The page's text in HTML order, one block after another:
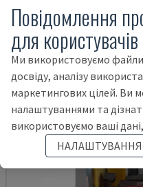
Повідомлення
для
Ми використовуємо
досвіду, аналізу
маркетингових цілей. Ви
налаштуваннями та
використовуємо ваші
НАЛАШТУВАННЯ